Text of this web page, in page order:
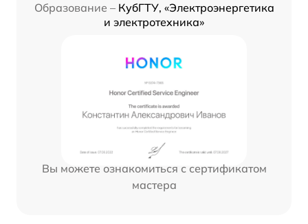
Образование – КубГТУ, «Электроэнергетика
и электротехника»
Вы можете ознакомиться с сертификатом
мастера